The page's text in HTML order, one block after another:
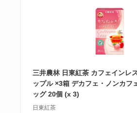
三井農林 日東紅茶 カフェインレ
ップル ×3箱 デカフェ・ノンカフ
ッグ 20個 (x 3)
日東紅茶